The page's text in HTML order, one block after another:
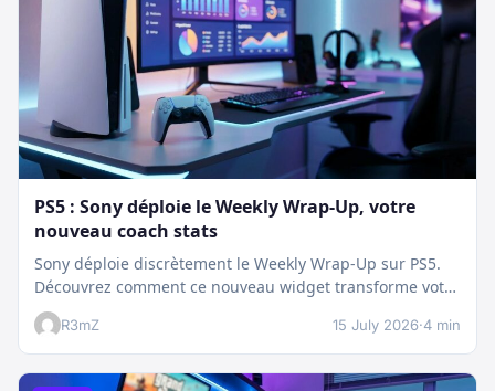
PS5 : Sony déploie le Weekly Wrap-Up, votre
nouveau coach stats
Sony déploie discrètement le Weekly Wrap-Up sur PS5.
Découvrez comment ce nouveau widget transforme votre
dashboard et booste votre suivi…
R3mZ 15 July 2026·4 min